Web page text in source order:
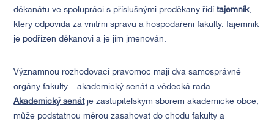
děkanátu ve spolupráci s příslušnými proděkany řídítajemník,
který odpovídá za vnitřní správu a hospodaření fakulty. Tajemník
je podřízen děkanovi a je jím jmenován.
Významnou rozhodovací pravomoc mají dva samosprávné
orgány fakulty – akademický senát a vědecká rada.
Akademický senátje zastupitelským sborem akademické obce;
může podstatnou měrou zasahovat do chodu fakulty a